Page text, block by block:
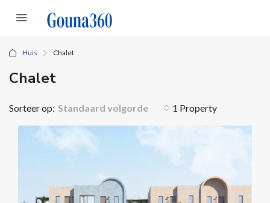
Huis Chalet
Chalet
1 Property
Sorteer op: Standaard volgorde